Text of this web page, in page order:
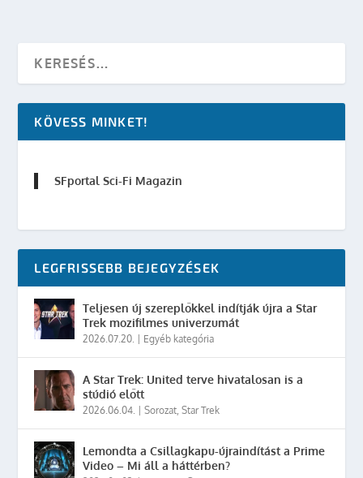
KÖVESS MINKET!
SFportal Sci-Fi Magazin
LEGFRISSEBB BEJEGYZÉSEK
Teljesen új szereplőkkel indítják újra a Star
Trek mozifilmes univerzumát
2026.07.20. Egyéb kategória
A Star Trek: United terve hivatalosan is a
stúdió előtt
2026.06.04. |Sorozat,Star Trek
Lemondta a Csillagkapu-újraindítást a Prime
Video – Mi áll a háttérben?